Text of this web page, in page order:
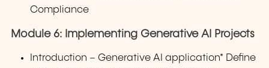
Compliance
Module 6: Implementing Generative AI Projects
Introduction – Generative AI application* Define